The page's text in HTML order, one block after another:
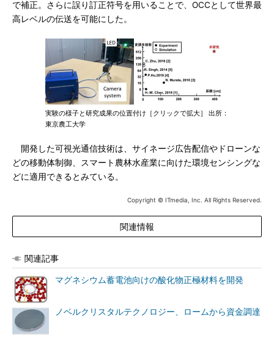
で補正。さらに誤り訂正符号を用いることで、OCCとして世界最
高レベルの伝送を可能にした。
実験の様子と研究成果の位置付け［クリックで拡大］ 出所：
東京農工大学
開発した可視光通信技術は、サイネージ広告配信やドローンな
どの移動体制御、スマート農林水産業に向けた環境センシングな
どに適用できるとみている。
Copyright © ITmedia, Inc. All Rights Reserved.
関連情報
関連記事
マグネシウム蓄電池向けの酸化物正極材料を開発
ノベルクリスタルテクノロジー、ロームから資金調達